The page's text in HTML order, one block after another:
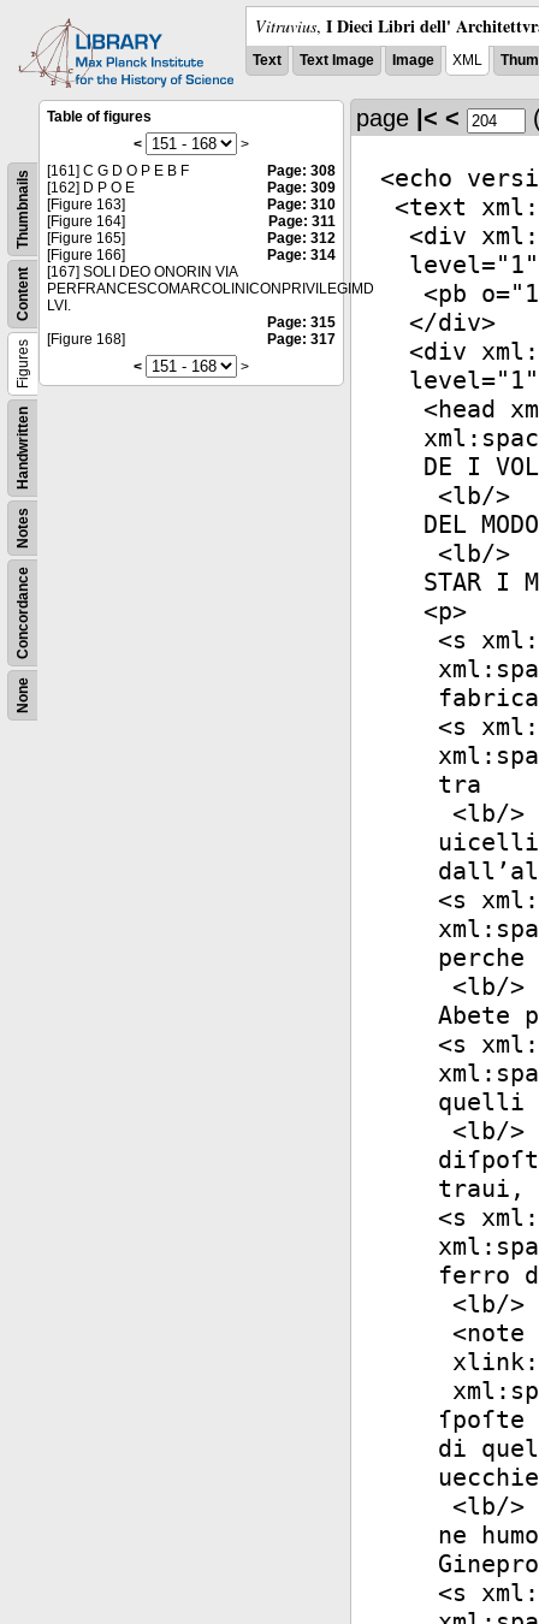
Vitruvius, I Dieci Libri dell'
Text Text Image Image XML
None
Concordance
Notes
Handwritten
Figures
Content
Thumbnails
Table of figures
<
>
[161] C G D O P E B F
Page: 308
[162] D P O E
Page: 309
[Figure 163]
Page: 310
[Figure 164]
Page: 311
[Figure 165]
Page: 312
[Figure 166]
Page: 314
[167] SOLI DEO ONORIN VIA
PERFRANCESCOMARCOLINICONPRIVILEGIMD
LVI.
Page: 315
[Figure 168]
Page: 317
<
>
page |< <
<echo
<text
<div
level=" 1"
<pb o="
</div>
<div
level=" 1"
<head
DE I
<lb/>
DEL
<lb/>
STAR I
<p>
<s
<s
tra
<lb/>
uicelli
<s
<lb/>
Abete
<s
quelli
<lb/>
traui,
<s
ferro
<lb/>
<note
di
<lb/>
ne
<s